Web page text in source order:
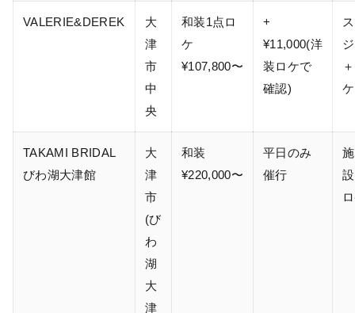
VALERIE&DEREK
大
津
市
中
央
和装1点ロ
ケ
¥107,800〜
+
¥11,000(洋
装ロケで
確認)
ケ
TAKAMI BRIDAL
びわ湖大津館
大
津
市
(び
わ
湖
大
津
和装
¥220,000〜
平日のみ
催行
施